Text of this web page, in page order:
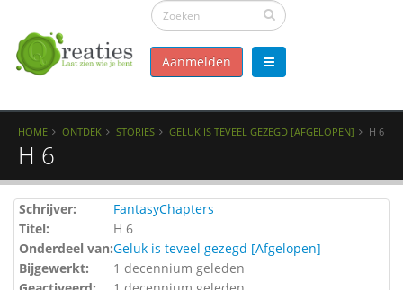
Aanmelden
HOME ONTDEK STORIES GELUK IS TEVEEL GEZEGD [AFGELOPEN] H 6
H 6
Schrijver:
FantasyChapters
Titel:
H 6
Onderdeel van:Geluk is teveel gezegd [Afgelopen]
Bijgewerkt:
1 decennium geleden